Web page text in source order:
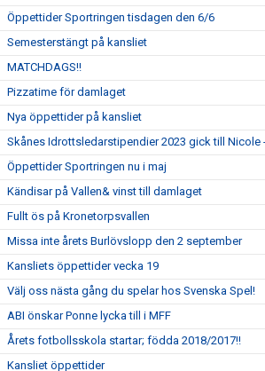
Öppettider Sportringen tisdagen den 6/6
Semesterstängt på kansliet
MATCHDAGS!!
Pizzatime för damlaget
Nya öppettider på kansliet
Skånes Idrottsledarstipendier 2023 gick till Nicole
Öppettider Sportringen nu i maj
Kändisar på Vallen& vinst till damlaget
Fullt ös på Kronetorpsvallen
Missa inte årets Burlövslopp den 2 september
Kansliets öppettider vecka 19
Välj oss nästa gång du spelar hos Svenska Spel!
ABI önskar Ponne lycka till i MFF
Årets fotbollsskola startar; födda 2018/2017!!
Kansliet öppettider